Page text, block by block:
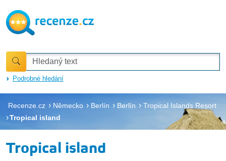
Podrobné hledání
Recenze.cz Německo Berlín Berlín
Tropical Islands Resort
Tropical island
Tropical island